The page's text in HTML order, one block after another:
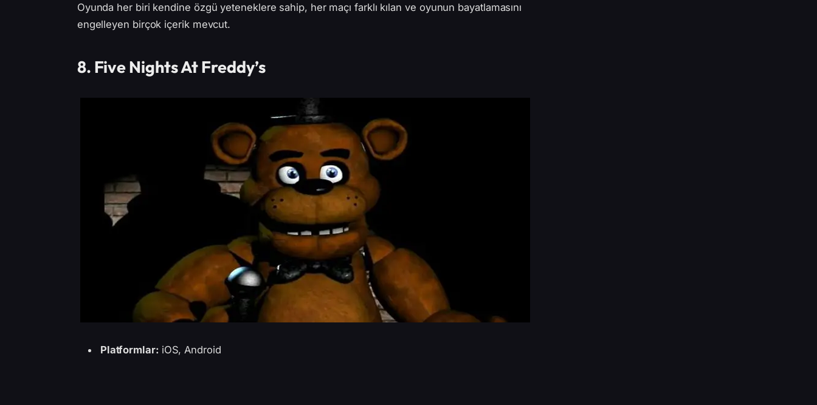
Oyunda her biri kendine özgü yeteneklere sahip, her maçı farklı kılan ve oyunun bayatlamasını
engelleyen birçok içerik mevcut.
8. Five Nights At Freddy’s
Platformlar: iOS, Android